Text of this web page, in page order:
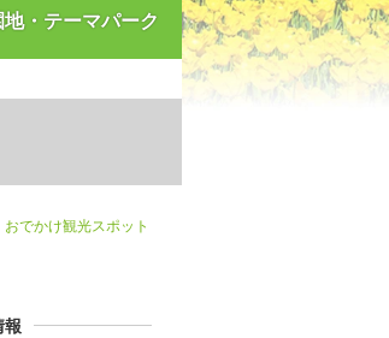
・テーマパーク
でかけ観光スポット
報